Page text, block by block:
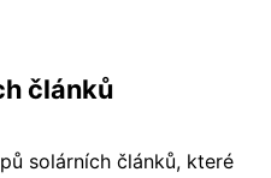
článků
solárních článků, které